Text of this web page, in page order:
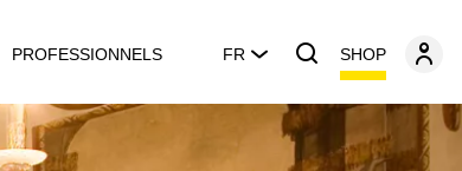
PROFESSIONNELS FR SHOP